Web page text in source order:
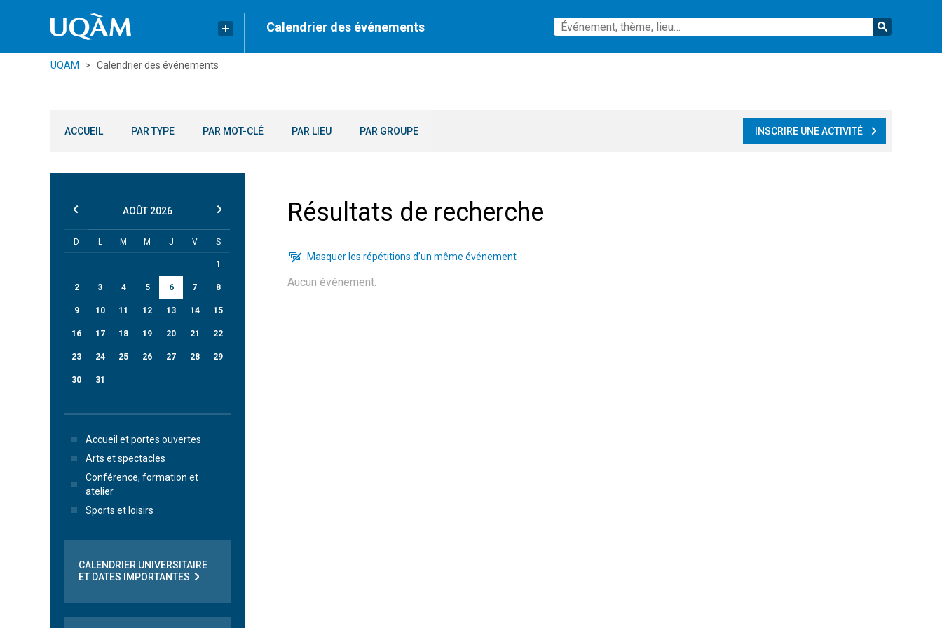
Calendrier des événements
UQAM Calendrier des événements
ACCUEIL PAR TYPE PAR MOT-CLÉ PAR LIEU PAR GROUPE INSCRIRE UNE ACTIVITÉ
Résultats de recherche
Masquer les répétitions d’un même événement
Aucun événement.
AOÛT 2026
D L M M J V S
1
2 3 4 5 6 7 8
9 10 11 12 13 14 15
16 17 18 19 20 21 22
23 24 25 26 27 28 29
30 31
Accueil et portes ouvertes
Arts et spectacles
Conférence, formation et
atelier
Sports et loisirs
CALENDRIER UNIVERSITAIRE
ET DATES IMPORTANTES